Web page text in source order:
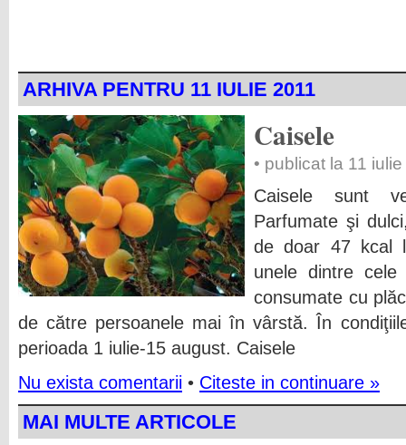
ARHIVA PENTRU 11 IULIE 2011
Caisele
• publicat la 11
Caisele sunt
Parfumate şi
de doar 47 kcal
unele dintre
consumate cu
de către persoanele mai în vârstă. În
perioada 1 iulie-15 august. Caisele
Nu exista comentarii • Citeste in continuare »
MAI MULTE ARTICOLE